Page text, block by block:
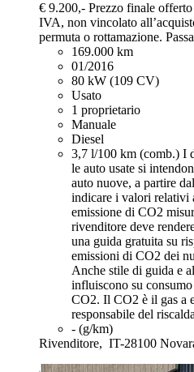
€ 9.200,- Prezzo finale
IVA, non vincolato
permuta o rottamazione.
169.000 km
01/2016
80 kW (109 CV)
Usato
1 proprietario
Manuale
Diesel
3,7 l/100 km (comb.) I
le auto usate si
auto nuove, a partire
indicare i valori relativi
emissione di CO2
rivenditore deve
una guida gratuita su
emissioni di CO2 dei
Anche stile di guida e
influiscono su
CO2. Il CO2 è il gas a
responsabile del
- (g/km)
Rivenditore, IT-28100